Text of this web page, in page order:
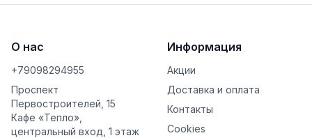
О нас
+79098294955
Проспект
Первостроителей, 15
Кафе «Тепло»,
центральный вход, 1 этаж
Информация
Акции
Доставка и оплата
Контакты
Cookies